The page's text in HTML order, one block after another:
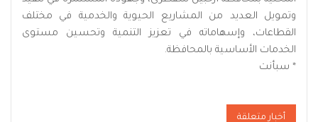
وتمويل العديد من المشاريع الحيوية والخدمية في مختلف
القطاعات، وإسهاماته في تعزيز التنمية وتحسين مستوى
الخدمات الأساسية بالمحافظة.
* سبأنت
أخبار متعلقة